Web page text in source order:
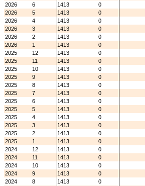
2026
6 1413
0
2026
5 1413
0
2026
4 1413
0
2026
3 1413
0
2026
2 1413
0
2026
1 1413
0
2025
12 1413
0
2025
11 1413
0
2025
10 1413
0
2025
9 1413
0
2025
8 1413
0
2025
7 1413
0
2025
6 1413
0
2025
5 1413
0
2025
4 1413
0
2025
3 1413
0
2025
2 1413
0
2025
1 1413
0
2024
12 1413
0
2024
11 1413
0
2024
10 1413
0
2024
9 1413
0
2024
8 1413
0